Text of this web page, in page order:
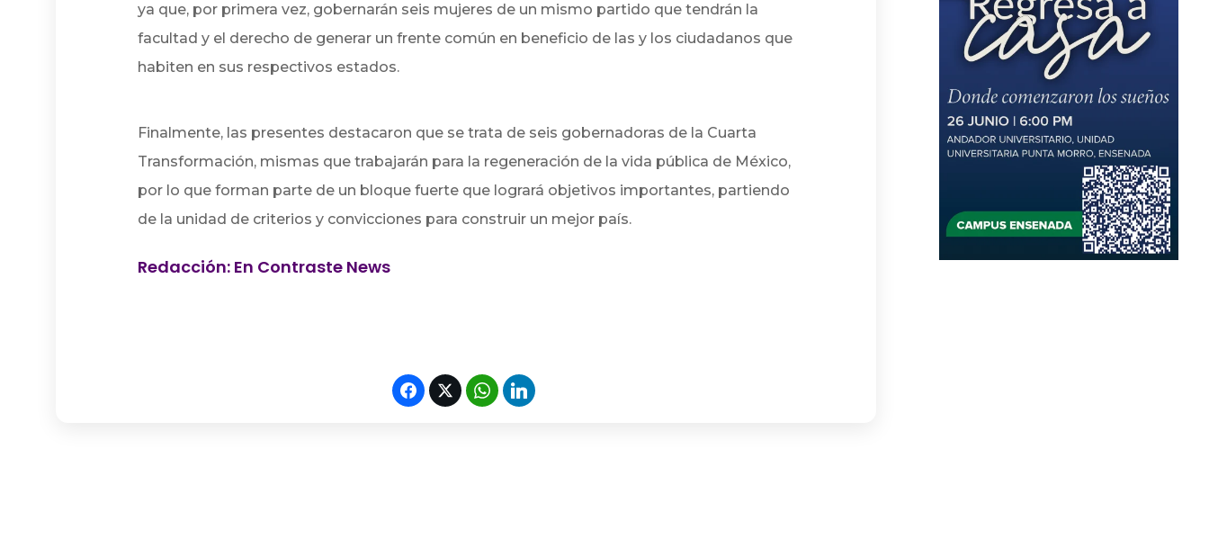
ya que, por primera vez, gobernarán seis mujeres de un mismo partido que tendrán la
facultad y el derecho de generar un frente común en beneficio de las y los ciudadanos que
habiten en sus respectivos estados.
Finalmente, las presentes destacaron que se trata de seis gobernadoras de la Cuarta
Transformación, mismas que trabajarán para la regeneración de la vida pública de México,
por lo que forman parte de un bloque fuerte que logrará objetivos importantes, partiendo
de la unidad de criterios y convicciones para construir un mejor país.
Redacción: En Contraste News